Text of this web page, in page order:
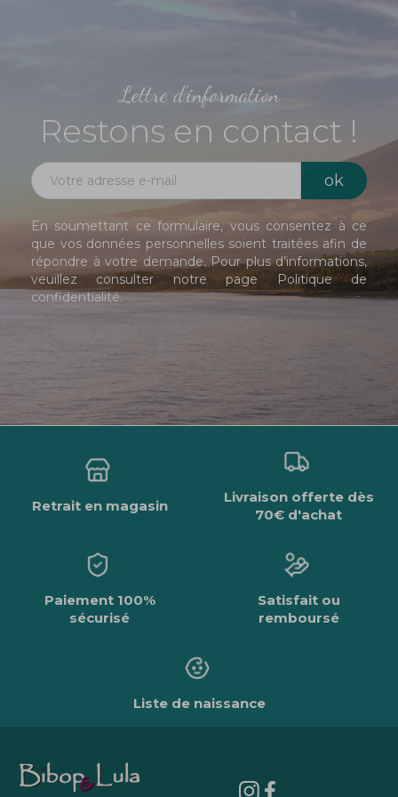
Lettre d'information
Restons en contact !
En soumettant ce formulaire, vous consentez à ce
que vos données personnelles soient traitées afin de
répondre à votre demande. Pour plus d’informations,
veuillez consulter notre page Politique de
confidentialité.
Retrait en magasin
Livraison offerte dès
70€ d'achat
Paiement 100%
sécurisé
Satisfait ou
remboursé
Liste de naissance